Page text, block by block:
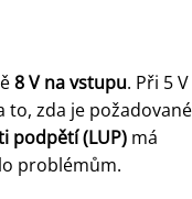
8 V na vstupu. Při 5 V
zda je požadované
podpětí (LUP)má
problémům.